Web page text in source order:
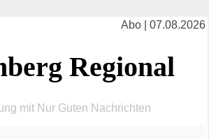
Abo | 07.08.2026
Regional
mit Nur Guten Nachrichten